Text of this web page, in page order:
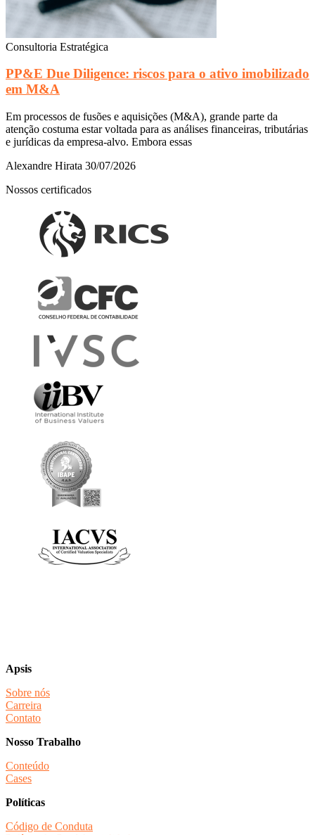
Consultoria Estratégica
PP&E Due Diligence: riscos para o ativo imobilizado
em M&A
Em processos de fusões e aquisições (M&A), grande parte da
atenção costuma estar voltada para as análises financeiras, tributárias
e jurídicas da empresa-alvo. Embora essas
Alexandre Hirata 30/07/2026
Nossos certificados
Apsis
Sobre nós
Carreira
Contato
Nosso Trabalho
Conteúdo
Cases
Políticas
Código de Conduta